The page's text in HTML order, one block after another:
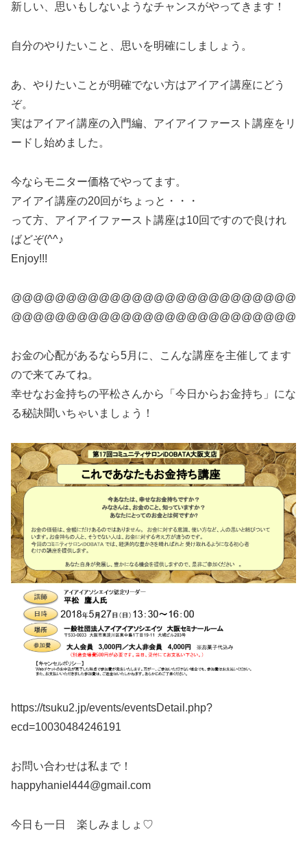
新しい、思いもしないようなチャンスがやってきます！
自分のやりたいこと、思いを明確にしましょう。
あ、やりたいことが明確でない方はアイアイ講座にどう
ぞ。
実はアイアイ講座の入門編、アイアイファースト講座をリ
ードし始めました。
今ならモニター価格でやってます。
アイアイ講座の20回がちょっと・・・
って方、アイアイファースト講座は10回ですので良けれ
ばどぞ(^^♪
Enjoy!!!
@@@@@@@@@@@@@@@@@@@@@@@@@@
@@@@@@@@@@@@@@@@@@@@@@@@@@
お金の心配があるなら5月に、こんな講座を主催してます
ので来てみてね。
幸せなお金持ちの平松さんから「今日からお金持ち」にな
る秘訣聞いちゃいましょう！
https://tsuku2.jp/events/eventsDetail.php?
ecd=10030484246191
お問い合わせは私まで！
happyhaniel444@gmail.com
今日も一日 楽しみましょ♡